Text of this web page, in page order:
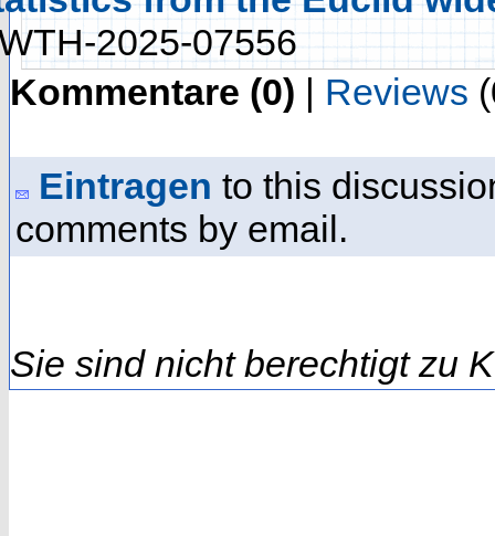
2025-07556
Kommentare (0) | Reviews
Eintragen to this
comments by email.
Sie sind nicht berechtigt zu